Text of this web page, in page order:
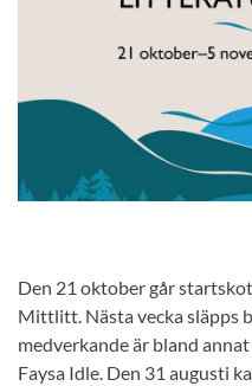
Den 21 oktober går
Mittlitt. Nästa vecka släpps
medverkande är bland
Faysa Idle. Den 31 augusti